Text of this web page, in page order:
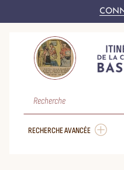
RECHERCHE AVANCÉE